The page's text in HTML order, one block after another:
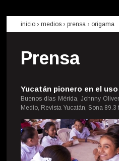
inicio › medios › prensa › origama
Prensa
Yucatán pionero en el
Buenos días Mérida, Johnny
Medio, Revista Yucatán, Sona 89.3